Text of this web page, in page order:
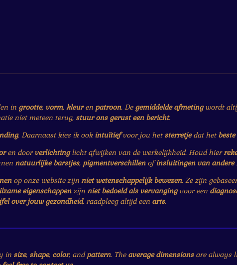
in grootte, vorm, kleuren patroon. De gemiddelde afmetingwordt
niet meteen terug, stuur ons gerust een bericht.
. Daarnaast kies ik ook intuïtiefvoor jou het sterretjedat het
en doorverlichtinglicht afwijken van de werkelijkheid. Houd hier
natuurlijke barstjes, pigmentverschillenofinsluitingen van andere
op onze website zijn niet wetenschappelijk bewezen. Ze zijn
eigenschappenzijn niet bedoeld als vervangingvoor een
over jouw gezondheid, raadpleeg altijd een arts.
in size, shape, color, andpattern. The average dimensionsare always